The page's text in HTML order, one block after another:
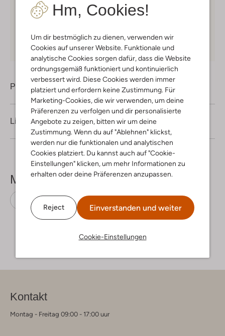
Hm, Cookies!
Um dir bestmöglich zu dienen, verwenden wir
Cookies auf unserer Website. Funktionale und
analytische Cookies sorgen dafür, dass die Website
ordnungsgemäß funktioniert und kontinuierlich
verbessert wird. Diese Cookies werden immer
platziert und erfordern keine Zustimmung. Für
Marketing-Cookies, die wir verwenden, um deine
Präferenzen zu verfolgen und dir personalisierte
Angebote zu zeigen, bitten wir um deine
Zustimmung. Wenn du auf "Ablehnen" klickst,
werden nur die funktionalen und analytischen
Cookies platziert. Du kannst auch auf "Cookie-
Einstellungen" klicken, um mehr Informationen zu
erhalten oder deine Präferenzen anzupassen.
Reject Einverstanden und weiter
Cookie-Einstellungen
Kostenloser Versandab € 75 für Club-Omoda
Mitglieder in Deutschland
Kauf auf Rechnung 30 Tagen Rückgaberecht
Produktinformation
Lieferung & Rückgabe
Mehr sehen
Sneaker High
Kontakt
Montag - Freitag 09:00 - 17:00 uur